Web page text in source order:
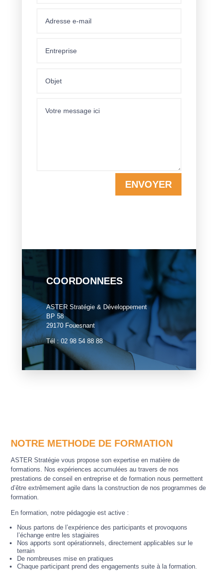
ENVOYER
COORDONNEES
ASTER Stratégie & Développement
BP 58
29170 Fouesnant
Tél : 02 98 54 88 88
NOTRE METHODE DE FORMATION
ASTER Stratégie vous propose son expertise en matière de
formations. Nos expériences accumulées au travers de nos
prestations de conseil en entreprise et de formation nous permettent
d’être extrêmement agile dans la construction de nos programmes de
formation.
En formation, notre pédagogie est active :
Nous partons de l’expérience des participants et provoquons
l’échange entre les stagiaires
Nos apports sont opérationnels, directement applicables sur le
terrain
De nombreuses mise en pratiques
Chaque participant prend des engagements suite à la formation.